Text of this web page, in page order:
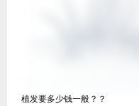
植发要多少钱一般？？